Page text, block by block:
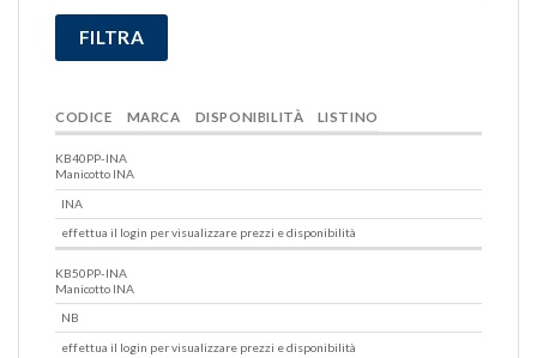
CODICE MARCA DISPONIBILITÀ LISTINO
KB40PP-INA
Manicotto INA
INA
effettua il login per visualizzare prezzi e disponibilità
KB50PP-INA
Manicotto INA
NB
effettua il login per visualizzare prezzi e disponibilità